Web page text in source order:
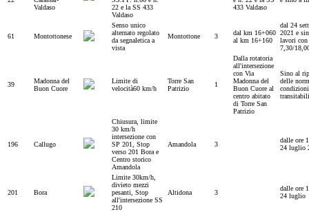
Valdaso
22 e la SS 433
Valdaso
433 Valdaso
61 Montottonese
Senso unico
alternato regolato
da segnaletica a
vista
Montottone 3
dal km 16+060
al km 16+160
dal 24
2021 e
lavori con
7,30/
39
Madonna del
Buon Cuore
Limite di
velocità60 km/h
Torre San
Patrizio
1
Dalla rotatoria
all'intersezione
con Via
Madonna del
Buon Cuore al
centro abitato
di Torre San
Patrizio
Sino al
delle
196 Callugo
Chiusura, limite
30 km/h
intersezione con
SP 201, Stop
verso 201 Bora e
Centro storico
Amandola
Amandola 3
dalle ore
24 luglio
201 Bora
Limite 30km/h,
divieto mezzi
pesanti, Stop
all'intersezione SS
210
Altidona 3
dalle ore
24 luglio